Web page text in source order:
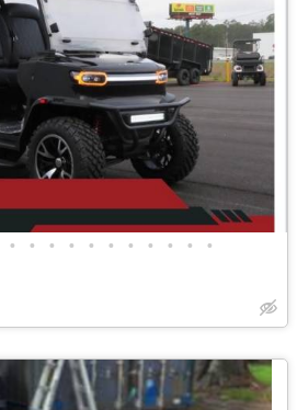
• • • • • • • • • • •